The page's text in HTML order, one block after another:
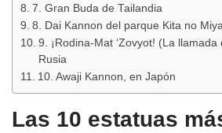
7. Gran Buda de Tailandia
8. Dai Kannon del parque Kita no
9. ¡Rodina-Mat ‘Zovyot! (La
Rusia
10. Awaji Kannon, en Japón
Las 10 estatuas